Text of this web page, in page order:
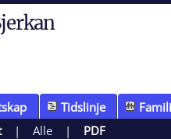
Tidslinje
|Alle | PDF